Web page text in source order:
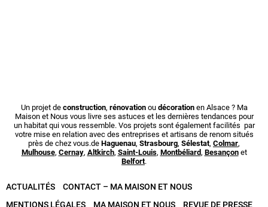
Un projet de construction, rénovationou décorationen Alsace ? Ma
Maison et Nous vous livre ses astuces et les dernières tendances pour
un habitat qui vous ressemble. Vos projets sont également facilités par
votre mise en relation avec des entreprises et artisans de renom situés
près de chez vous.de Haguenau, Strasbourg, Sélestat, Colmar,
Mulhouse, Cernay, Altkirch, Saint-Louis, Montbéliard, Besançonet
Belfort.
ACTUALITÉS
CONTACT – MA MAISON ET NOUS
MENTIONS LÉGALES
MA MAISON ET NOUS REVUE DE PRESSE